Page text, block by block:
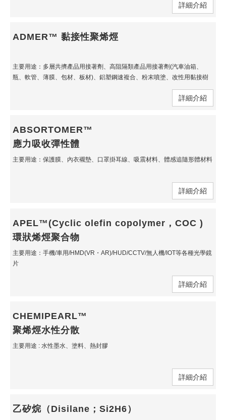
詳細介紹
ADMER™ 黏接性聚烯烴
主要用途：多層共擠產品用接著劑、高阻隔類產品用接著劑(汽車油箱、
瓶、軟管、薄膜、包材、板材)、鋁塑鋼速複合、粉末噴塗、改性用黏接樹
詳細介紹
ABSORTOMER™
應力吸收彈性體
主要用途：保護膜、內衣襯墊、口罩掛耳線、吸震材料、體感追隨形體材料
詳細介紹
APEL™(Cyclic olefin copolymer，COC )
環狀烯烴聚合物
主要用途：手機/車用/HMD(VR・AR)/HUD/CCTV/無人機/IOT等各種光學鏡
片
詳細介紹
CHEMIPEARL™
聚烯烴水性分散
主要用途 : 水性墨水、塗料、熱封膠
詳細介紹
乙矽烷（Disilane；Si2H6）